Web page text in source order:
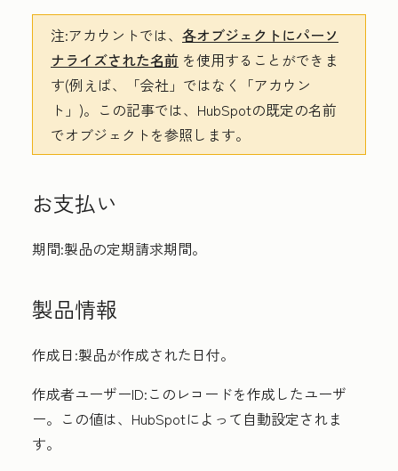
注:アカウントでは、 各オブジェクトにパーソ
ナライズされた名前 を使用することができま
す(例えば、「会社」ではなく「アカウン
ト」)。この記事では、HubSpotの既定の名前
でオブジェクトを参照します。
お支払い
期間:製品の定期請求期間。
製品情報
作成日 :製品が作成された日付。
作成者ユーザーID:このレコードを作成したユーザ
ー。この値は、HubSpotによって自動設定されま
す。